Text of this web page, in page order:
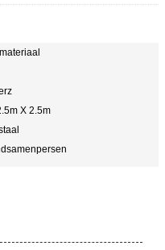
X 2.5m